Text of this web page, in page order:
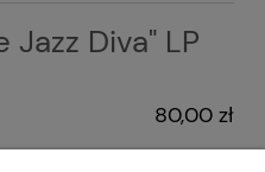
Jazz Diva" LP
80,00 zł